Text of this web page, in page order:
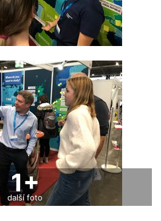
1+
další foto